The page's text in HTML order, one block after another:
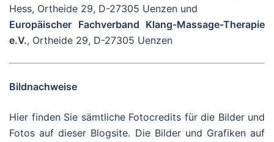
Hess, Ortheide 29, D-27305 Uenzen und
Europäischer Fachverband Klang-Massage-Therapie
e.V., Ortheide 29, D-27305 Uenzen
Bildnachweise
Hier finden Sie sämtliche Fotocredits für die Bilder und
Fotos auf dieser Blogsite. Die Bilder und Grafiken auf